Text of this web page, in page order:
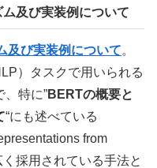
及び実装例について
及び実装例について。
）タスクで用いられる
、特に”BERTの概要と
“にも述べている
from
採用されている手法と